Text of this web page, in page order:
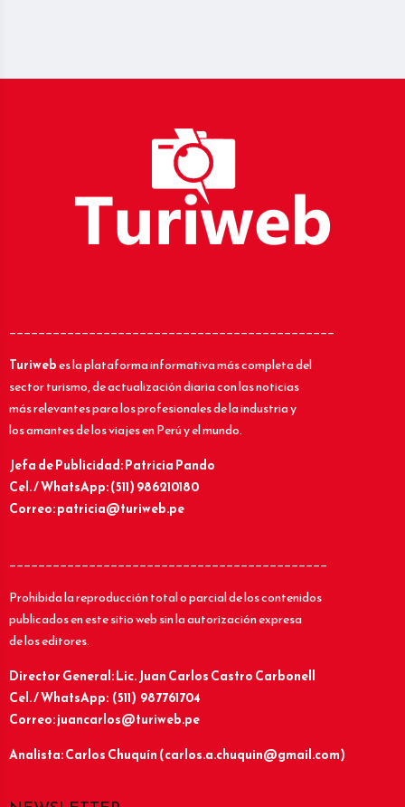
_____________________________________________
Turiwebes la plataforma informativa más completa del
sector turismo, de actualización diaria con las noticias
más relevantes para los profesionales de la industria y
los amantes de los viajes en Perú y el mundo.
Jefa de Publicidad: Patricia Pando
Cel. / WhatsApp: (511) 986210180
Correo: patricia@turiweb.pe
____________________________________________
Prohibida la reproducción total o parcial de los contenidos
publicados en este sitio web sin la autorización expresa
de los editores.
Director General: Lic.Juan Carlos Castro Carbonell
Cel. / WhatsApp: (511) 987761704
Correo: juancarlos@turiweb.pe
Analista: Carlos Chuquín (carlos.a.chuquin@gmail.com)